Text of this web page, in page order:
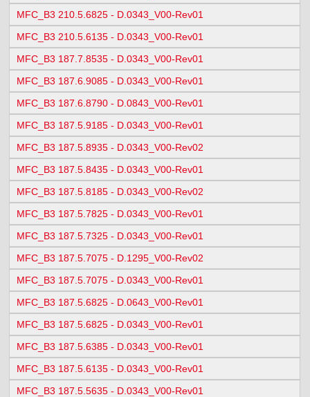
MFC_B3 210.5.6825 - D.0343_V00-Rev01
MFC_B3 210.5.6135 - D.0343_V00-Rev01
MFC_B3 187.7.8535 - D.0343_V00-Rev01
MFC_B3 187.6.9085 - D.0343_V00-Rev01
MFC_B3 187.6.8790 - D.0843_V00-Rev01
MFC_B3 187.5.9185 - D.0343_V00-Rev01
MFC_B3 187.5.8935 - D.0343_V00-Rev02
MFC_B3 187.5.8435 - D.0343_V00-Rev01
MFC_B3 187.5.8185 - D.0343_V00-Rev02
MFC_B3 187.5.7825 - D.0343_V00-Rev01
MFC_B3 187.5.7325 - D.0343_V00-Rev01
MFC_B3 187.5.7075 - D.1295_V00-Rev02
MFC_B3 187.5.7075 - D.0343_V00-Rev01
MFC_B3 187.5.6825 - D.0643_V00-Rev01
MFC_B3 187.5.6825 - D.0343_V00-Rev01
MFC_B3 187.5.6385 - D.0343_V00-Rev01
MFC_B3 187.5.6135 - D.0343_V00-Rev01
MFC_B3 187.5.5635 - D.0343_V00-Rev01